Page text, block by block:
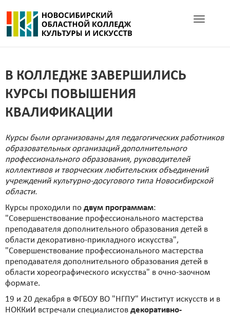
Toggle
В КОЛЛЕДЖЕ ЗАВЕРШИЛИСЬ
КУРСЫ ПОВЫШЕНИЯ
КВАЛИФИКАЦИИ
Курсы были организованы для педагогических работников
образовательных организаций дополнительного
профессионального образования, руководителей
коллективов и творческих любительских объединений
учреждений культурно-досугового типа Новосибирской
области.
Курсы проходили по двум программам:
"Совершенствование профессионального мастерства
преподавателя дополнительного образования детей в
области декоративно-прикладного искусства",
"Совершенствование профессионального мастерства
преподавателя дополнительного образования детей в
области хореографического искусства" в очно-заочном
формате.
19 и 20 декабря в ФГБОУ ВО "НГПУ" Институт искусств и в
НОККиИ встречали специалистов декоративно-